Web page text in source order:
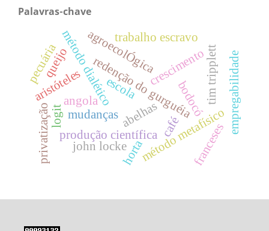
Palavras-chave
abelhas
redenção do gurguéia
método dialético
método metafísico
aristóteles
produção científica
mudanças empregabilidade
angola
crescimento
horta
escola
agroecolÓgica
logit
trabalho escravo
queijo
bodocó
franceses
john locke
tim tripplett
café
pecuária
privatização